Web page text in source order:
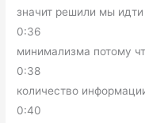
значит решили мы идти
0:36
минимализма потому
0:38
количество
0:40